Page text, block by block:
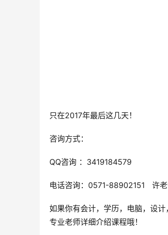
只在2017年最后这几天！
咨询方式：
QQ咨询 ：3419184579
电话咨询：0571-88902151   许
如果你有会计，学历，电脑，设
专业老师详细介绍课程哦！